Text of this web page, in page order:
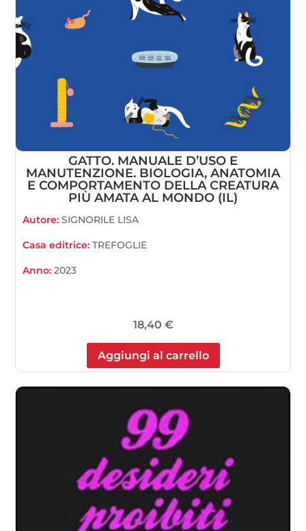
GATTO. MANUALE D’USO E
MANUTENZIONE. BIOLOGIA, ANATOMIA
E COMPORTAMENTO DELLA CREATURA
PIÙ AMATA AL MONDO (IL)
Autore:SIGNORILE LISA
Casa editrice:TREFOGLIE
Anno:2023
18,40 €
Aggiungi al carrello